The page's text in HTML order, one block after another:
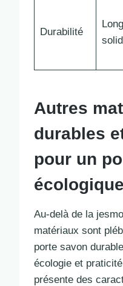
Durabilité
Autres
durables
pour un
Au-delà de la
matériaux sont
porte savon
écologie et
présente des